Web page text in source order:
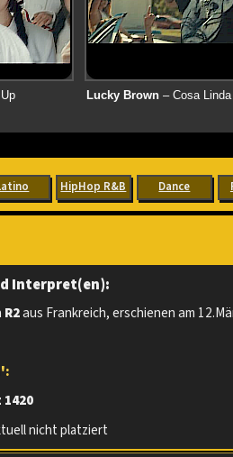
Lucky Brown– Cosa Linda
HipHop R&B Dance
Interpret(en):
R2aus Frankreich, erschienen am
nicht platziert